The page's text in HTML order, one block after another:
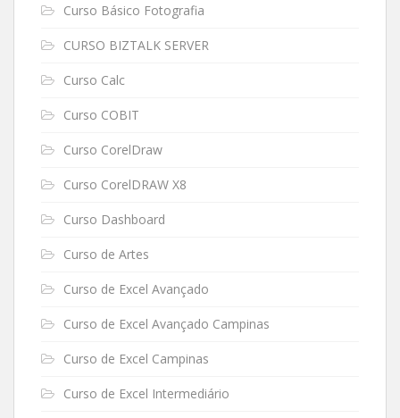
Curso Básico Fotografia
CURSO BIZTALK SERVER
Curso Calc
Curso COBIT
Curso CorelDraw
Curso CorelDRAW X8
Curso Dashboard
Curso de Artes
Curso de Excel Avançado
Curso de Excel Avançado Campinas
Curso de Excel Campinas
Curso de Excel Intermediário